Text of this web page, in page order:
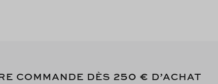
COMMANDE DÈS 250 € D’ACHAT